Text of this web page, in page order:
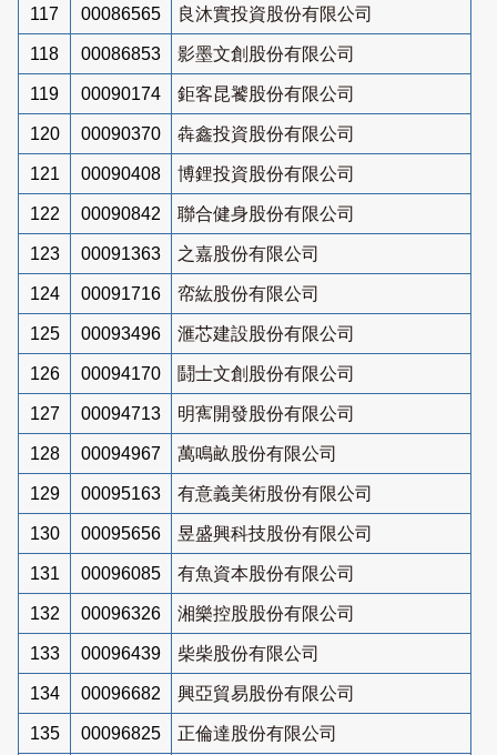
117 00086565 良沐實投資股份有限公司
118 00086853 影墨文創股份有限公司
119 00090174 鉅客昆饕股份有限公司
120 00090370 犇鑫投資股份有限公司
121 00090408 博鋰投資股份有限公司
122 00090842 聯合健身股份有限公司
123 00091363 之嘉股份有限公司
124 00091716 帟紘股份有限公司
125 00093496 滙芯建設股份有限公司
126 00094170 鬪士文創股份有限公司
127 00094713 明寯開發股份有限公司
128 00094967 萬鳴畝股份有限公司
129 00095163 有意義美術股份有限公司
130 00095656 昱盛興科技股份有限公司
131 00096085 有魚資本股份有限公司
132 00096326 湘樂控股股份有限公司
133 00096439 柴柴股份有限公司
134 00096682 興亞貿易股份有限公司
135 00096825 正倫達股份有限公司